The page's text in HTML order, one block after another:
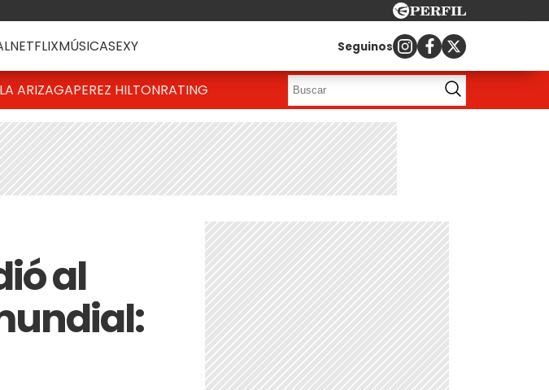
NETFLIXMÚSICASEXY Seguinos
ARIZAGAPEREZ HILTONRATING
al